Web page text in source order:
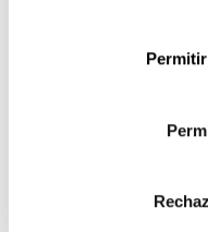
Información básica
los datos facilitados